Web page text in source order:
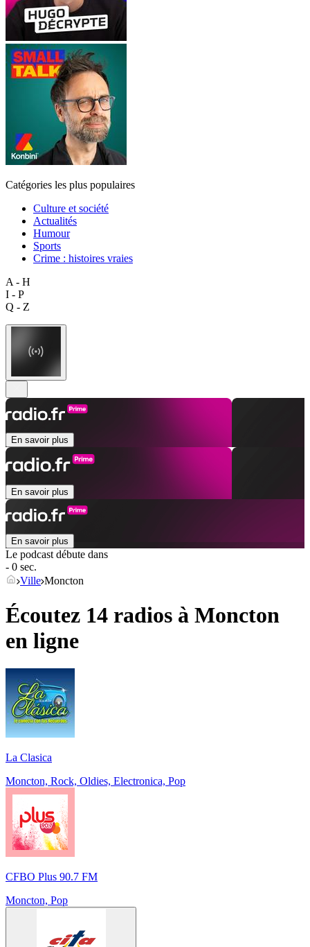
Catégories les plus populaires
Culture et société
Actualités
Humour
Sports
Crime : histoires vraies
A - H
I - P
Q - Z
En savoir plus
En savoir plus
En savoir plus
Le podcast débute dans
- 0 sec.
Ville Moncton
Écoutez 14 radios à Moncton
en ligne
La Clasica
Moncton, Rock, Oldies, Electronica, Pop
CFBO Plus 90.7 FM
Moncton, Pop